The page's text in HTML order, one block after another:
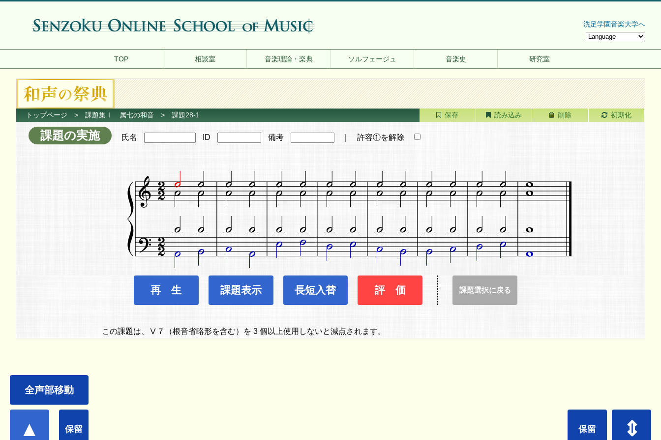
洗足学園音楽大学へ
TOP 相談室 音楽理論・楽典 ソルフェージュ 音楽史 研究室
⇕
保留 保留
全声部移動
▲
トップページ > 課題集Ⅰ 属七の和音 > 課題28-1 保存 読み込み 削除 初期化
課題の実施 氏名 ID 備考 ｜ 許容①を解除
再 生 課題表示 長短入替 評 価 課題選択に戻る
この課題は、Ⅴ７（根音省略形を含む）を 3 個以上使用しないと減点されます。